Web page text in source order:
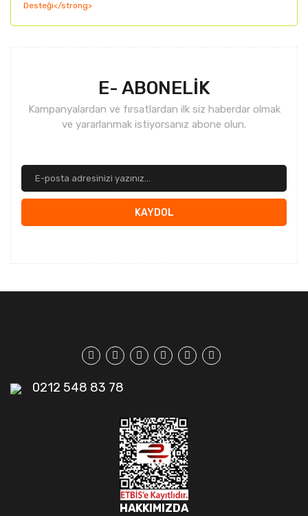
E- ABONELİK
Kampanyalardan ve fırsatlardan ilk siz haberdar olmak
ve yararlanmak istiyorsanız abone olun.
KAYDOL
0212 548 83 78
HAKKIMIZDA